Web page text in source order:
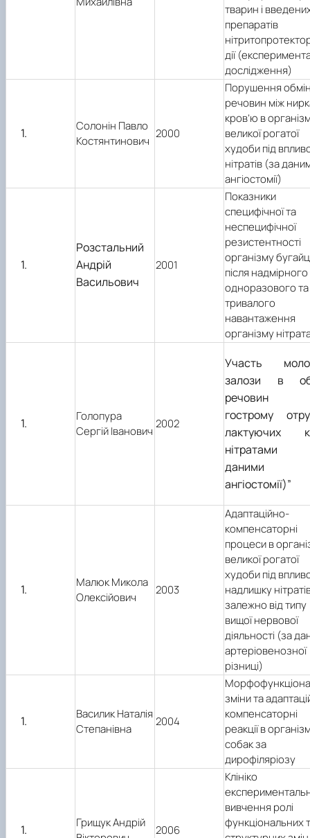
тварин і
препаратів
дії
дослідження)
Солонін Павло
Костянтинович
2000
Порушення
речовин між
кров’ю в
великої рогатої
худоби під
нітратів (за
ангіостомії)
Розстальний
Андрій
Васильович
2001
Показники
специфічної та
неспецифічної
резистентності
організму
після надмірного
одноразового та
тривалого
навантаження
організму
Голопура
Сергій Іванович
2002
Участь
залози в
речовин
гострому
лактуючих
нітратами
даними
ангіостомії)”
Малюк Микола
Олексійович
2003
Адаптаційно-
компенсаторні
процеси в
великої рогатої
худоби під
надлишку
залежно від типу
вищої нервової
діяльності (за
артеріовенозної
різниці)
Василик Наталія
Степанівна
2004
зміни та
компенсаторні
реакції в
собак за
дирофіляріозу
Грищук Андрій
2006
Клініко
вивчення ролі
функціональних